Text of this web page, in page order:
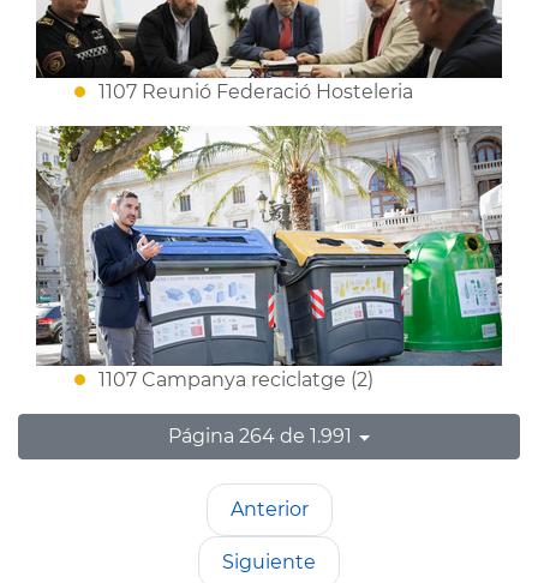
1107 Reunió Federació Hosteleria
1107 Campanya reciclatge (2)
Página 264 de 1.991
Anterior
Siguiente